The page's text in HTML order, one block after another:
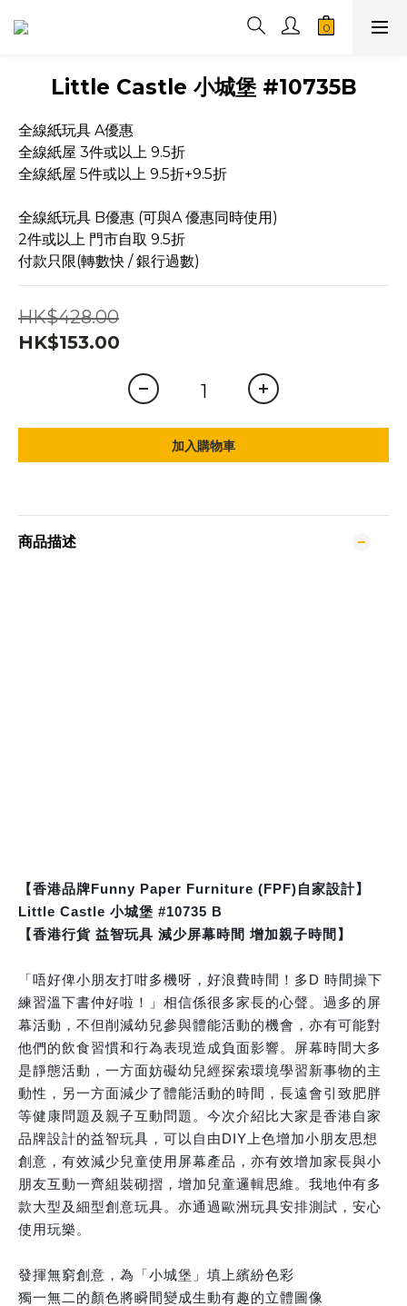
Little Castle 小城堡 #10735B
全線紙玩具 A優惠
全線紙屋 3件或以上 9.5折
全線紙屋 5件或以上 9.5折+9.5折
全線紙玩具 B優惠 (可與A 優惠同時使用)
2件或以上 門市自取 9.5折
付款只限(轉數快 / 銀行過數)
HK$428.00
HK$153.00
加入購物車
商品描述
【香港品牌Funny Paper Furniture (FPF)自家設計】
Little Castle 小城堡 #10735 B
【香港行貨 益智玩具 減少屏幕時間 增加親子時間】
「唔好俾小朋友打咁多機呀，好浪費時間！多D 時間操下
練習溫下書仲好啦！」相信係很多家長的心聲。過多的屏
幕活動，不但削減幼兒參與體能活動的機會，亦有可能對
他們的飲食習慣和行為表現造成負面影響。屏幕時間大多
是靜態活動，一方面妨礙幼兒經探索環境學習新事物的主
動性，另一方面減少了體能活動的時間，長遠會引致肥胖
等健康問題及親子互動問題。今次介紹比大家是香港自家
品牌設計的益智玩具，可以自由DIY上色增加小朋友思想
創意，有效減少兒童使用屏幕產品，亦有效增加家長與小
朋友互動一齊組裝砌摺，增加兒童邏輯思維。我地仲有多
款大型及細型創意玩具。亦通過歐洲玩具安排測試，安心
使用玩樂。
發揮無窮創意，為「小城堡」填上繽紛色彩
獨一無二的顏色將瞬間變成生動有趣的立體圖像